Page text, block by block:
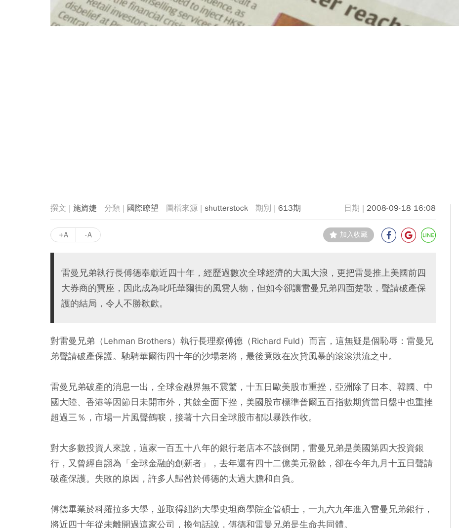
施旖婕 國際瞭望 shutterstock 613期 2008-09-18 16:08
+A -A 加入收藏
雷曼兄弟執行長傅德奉獻近四十年，經歷過數次全球經濟的大風大浪，更把雷曼推上美國前四
大券商的寶座，因此成為叱吒華爾街的風雲人物，但如今卻讓雷曼兄弟四面楚歌，聲請破產保
護的結局，令人不勝欷歔。
對雷曼兄弟（Lehman Brothers）執行長理察傅德（Richard Fuld）而言，這無疑是個恥辱：雷曼兄
弟聲請破產保護。馳騁華爾街四十年的沙場老將，最後竟敗在次貸風暴的滾滾洪流之中。
雷曼兄弟破產的消息一出，全球金融界無不震驚，十五日歐美股市重挫，亞洲除了日本、韓國、中
國大陸、香港等因節日未開市外，其餘全面下挫，美國股市標準普爾五百指數期貨當日盤中也重挫
超過三％，市場一片風聲鶴唳，接著十六日全球股市都以暴跌作收。
對大多數投資人來說，這家一百五十八年的銀行老店本不該倒閉，雷曼兄弟是美國第四大投資銀
行，又曾經自詡為「全球金融的創新者」，去年還有四十二億美元盈餘，卻在今年九月十五日聲請
破產保護。失敗的原因，許多人歸咎於傅德的太過大膽和自負。
傅德畢業於科羅拉多大學，並取得紐約大學史坦商學院企管碩士，一九六九年進入雷曼兄弟銀行，
將近四十年從未離開過這家公司，換句話說，傅德和雷曼兄弟是生命共同體。